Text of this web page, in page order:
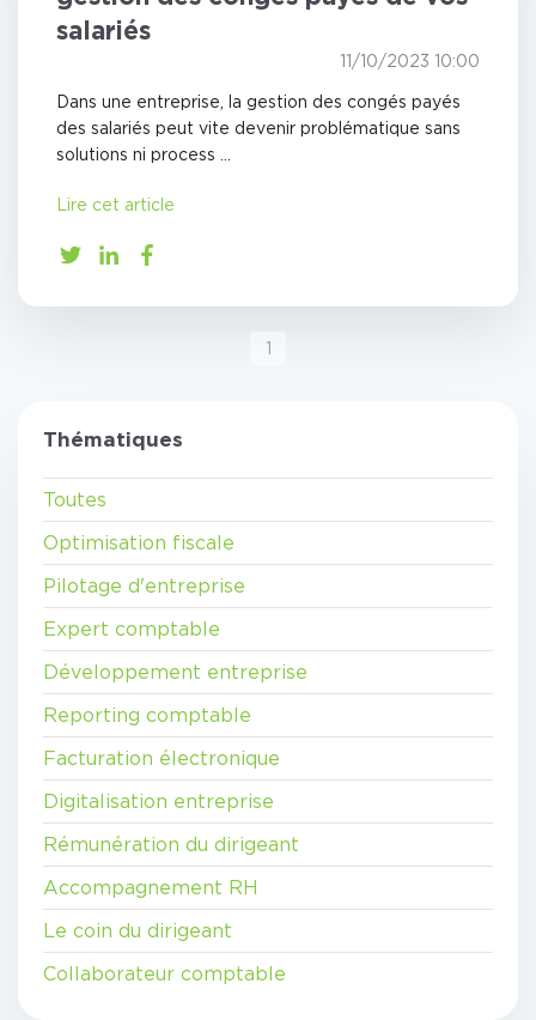
salariés
11/10/2023 10:00
Dans une entreprise, la gestion des congés payés
des salariés peut vite devenir problématique sans
solutions ni process ...
Lire cet article
1
Thématiques
Toutes
Optimisation fiscale
Pilotage d'entreprise
Expert comptable
Développement entreprise
Reporting comptable
Facturation électronique
Digitalisation entreprise
Rémunération du dirigeant
Accompagnement RH
Le coin du dirigeant
Collaborateur comptable